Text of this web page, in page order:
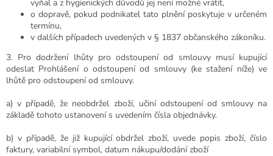
vyňal a z hygienických důvodů jej není možné vrátit,
o dopravě, pokud podnikatel tato plnění poskytuje v určeném
termínu,
v dalších případech uvedených v § 1837 občanského zákoníku.
3. Pro dodržení lhůty pro odstoupení od smlouvy musí kupující
odeslat Prohlášení o odstoupení od smlouvy (ke stažení níže) ve
lhůtě pro odstoupení od smlouvy.
a) v případě, že neobdržel zboží, učiní odstoupení od smlouvy na
základě tohoto ustanovení s uvedením čísla objednávky.
b) v případě, že již kupující obdržel zboží, uvede popis zboží, číslo
faktury, variabilní symbol, datum nákupu/dodání zboží